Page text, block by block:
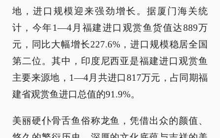
地，进口规模迎来强劲增长。据厦门海关统
计，今年1—4月福建进口观赏鱼货值达889万
元，同比大幅增长227.6%，进口规模稳居全国
第二位。其中，印度尼西亚是福建进口观赏鱼
主要来源地，1—4月共进口817万元，占同期福
建省观赏鱼进口总值的91.9%。
美丽硬仆骨舌鱼俗称龙鱼，凭借出众的颜值、